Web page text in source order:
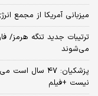
میزبانی آمریکا از مجمع
ترتیبات جدید تنگه
می‌شوند
پزشکیان: ۴۷
نیست +فیلم